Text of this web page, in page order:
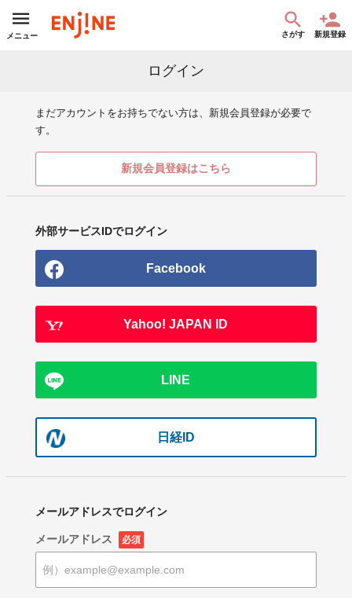
メニュー さがす 新規登録
ログイン
まだアカウントをお持ちでない方は、新規会員登録が必要で
す。
新規会員登録はこちら
外部サービスIDでログイン
Facebook
Yahoo! JAPAN ID
LINE
日経ID
メールアドレスでログイン
メールアドレス 必須